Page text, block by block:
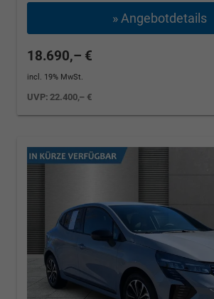
» Angebotdetails
18.690,– €
incl. 19% MwSt.
UVP:22.400,– €